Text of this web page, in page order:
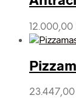
12.000,00
23.447,00